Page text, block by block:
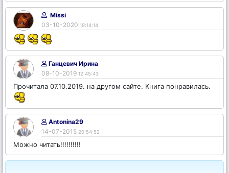
Missi
03-10-2020 19:14:14
Ганцевич Ирина
08-10-2019 12:45:43
Прочитала 07.10.2019. на другом сайте. Книга понравилась.
Antonina29
14-07-2015 20:54:52
Можно читать!!!!!!!!!!